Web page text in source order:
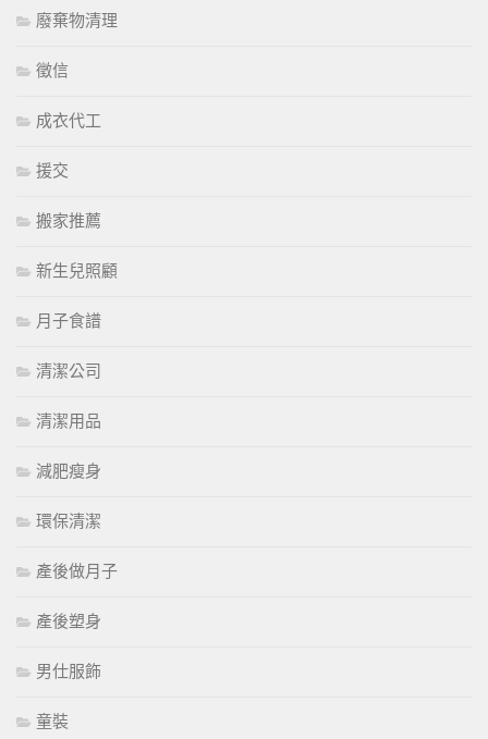
廢棄物清理
徵信
成衣代工
援交
搬家推薦
新生兒照顧
月子食譜
清潔公司
清潔用品
減肥瘦身
環保清潔
產後做月子
產後塑身
男仕服飾
童裝